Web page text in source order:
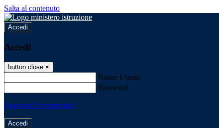
Salta al contenuto
Accedi
Accedi
button close ×
Nome Utente
Password
Password dimenticata?